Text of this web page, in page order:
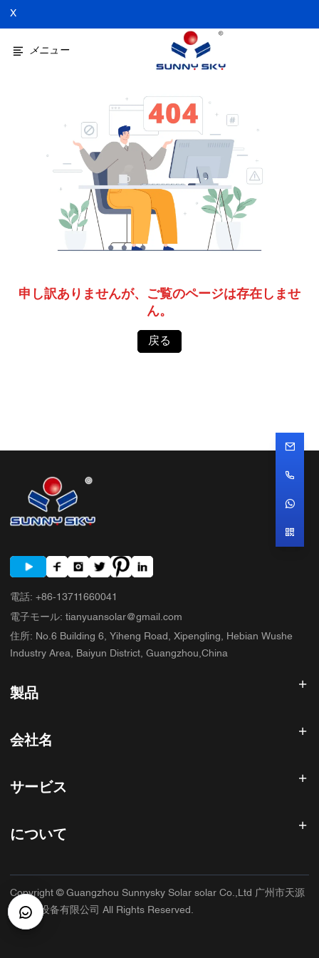
X
メニュー
申し訳ありませんが、ご覧のページは存在しませ
ん。
戻る
電話: +86-13711660041
電子モール: tianyuansolar@gmail.com
住所: No.6 Building 6, Yiheng Road, Xipengling, Hebian Wushe
Industry Area, Baiyun District, Guangzhou,China
製品
ソーラーパネル
太陽光発電システム
ソーラー充電コントローラー
会社名
製品
私たちについて
サービス
返金ポリシー
利用規約
配送と配達
について
主な用途
Copyright © Guangzhou Sunnysky Solar solar Co.,Ltd 广州市天源
太阳能设备有限公司 All Rights Reserved.